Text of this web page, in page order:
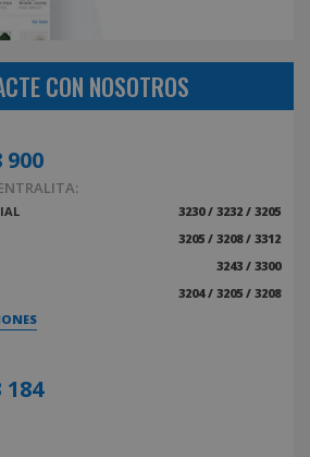
CON NOSOTROS
900
3230 / 3232 / 3205
3205 / 3208 / 3312
3243 / 3300
3204 / 3205 / 3208
184